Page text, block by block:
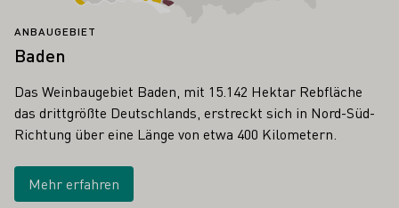
ANBAUGEBIET
Baden
Das Weinbaugebiet Baden, mit 15.142 Hektar Rebfläche
das drittgrößte Deutschlands, erstreckt sich in Nord-Süd-
Richtung über eine Länge von etwa 400 Kilometern.
Mehr erfahren